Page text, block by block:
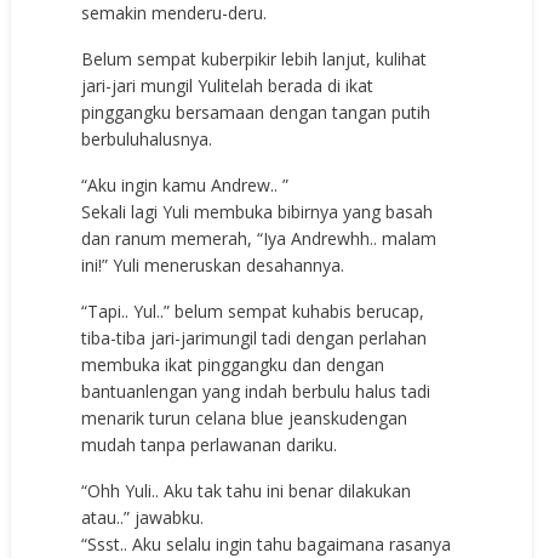
semakin menderu-deru.
Belum sempat kuberpikir lebih lanjut, kulihat
jari-jari mungil Yulitelah berada di ikat
pinggangku bersamaan dengan tangan putih
berbuluhalusnya.
“Aku ingin kamu Andrew.. ”
Sekali lagi Yuli membuka bibirnya yang basah
dan ranum memerah, “Iya Andrewhh.. malam
ini!” Yuli meneruskan desahannya.
“Tapi.. Yul..” belum sempat kuhabis berucap,
tiba-tiba jari-jarimungil tadi dengan perlahan
membuka ikat pinggangku dan dengan
bantuanlengan yang indah berbulu halus tadi
menarik turun celana blue jeanskudengan
mudah tanpa perlawanan dariku.
“Ohh Yuli.. Aku tak tahu ini benar dilakukan
atau..” jawabku.
“Ssst.. Aku selalu ingin tahu bagaimana rasanya